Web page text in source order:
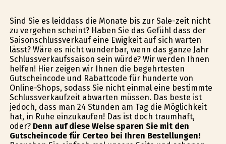
Sind Sie es leiddass die Monate bis zur Sale-zeit nicht
zu vergehen scheint? Haben Sie das Gefühl dass der
Saisonschlussverkauf eine Ewigkeit auf sich warten
lässt? Wäre es nicht wunderbar, wenn das ganze Jahr
Schlussverkaufssaison sein würde? Wir werden Ihnen
helfen! Hier zeigen wir Ihnen die begehrtesten
Gutscheincode und Rabattcode für hunderte von
Online-Shops, sodass Sie nicht einmal eine bestimmte
Schlussverkaufzeit abwarten müssen. Das beste ist
jedoch, dass man 24 Stunden am Tag die Möglichkeit
hat, in Ruhe einzukaufen! Das ist doch traumhaft,
oder? Denn auf diese Weise sparen Sie mit den
Gutscheincode für Certeo bei Ihren Bestellungen!